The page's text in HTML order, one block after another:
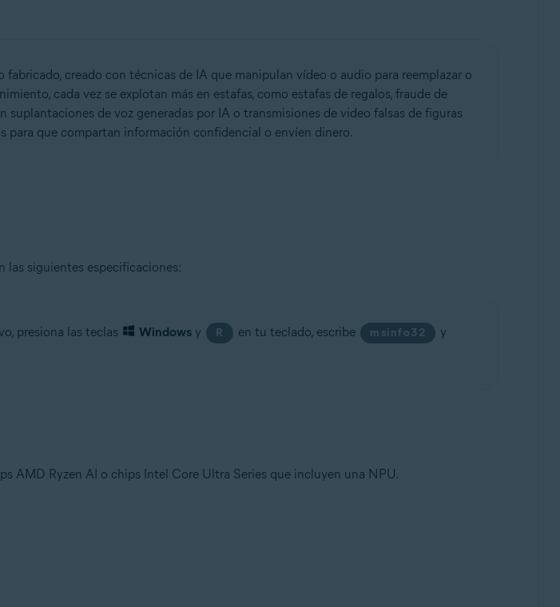
creado con técnicas de IA que manipulan vídeo o audio para reemplazar o
cada vez se explotan más en estafas, como estafas de regalos, fraude de
de voz generadas por IA o transmisiones de video falsas de figuras
para que compartan información confidencial o envíen dinero.
las siguientes especificaciones:
presiona las teclas Windowsy R en tu teclado, escribe msinfo32
y
AMD Ryzen AI o chips Intel Core Ultra Series que incluyen una NPU.